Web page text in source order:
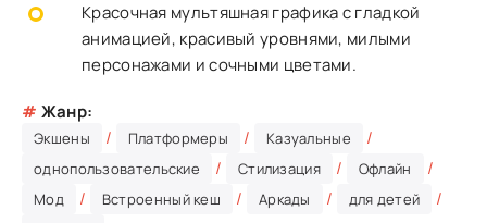
Красочная мультяшная графика с гладкой
анимацией, красивый уровнями, милыми
персонажами и сочными цветами.
# Жанр:
Экшены / Платформеры / Казуальные /
однопользовательские / Стилизация / Офлайн /
Мод / Встроенный кеш / Аркады / для детей /